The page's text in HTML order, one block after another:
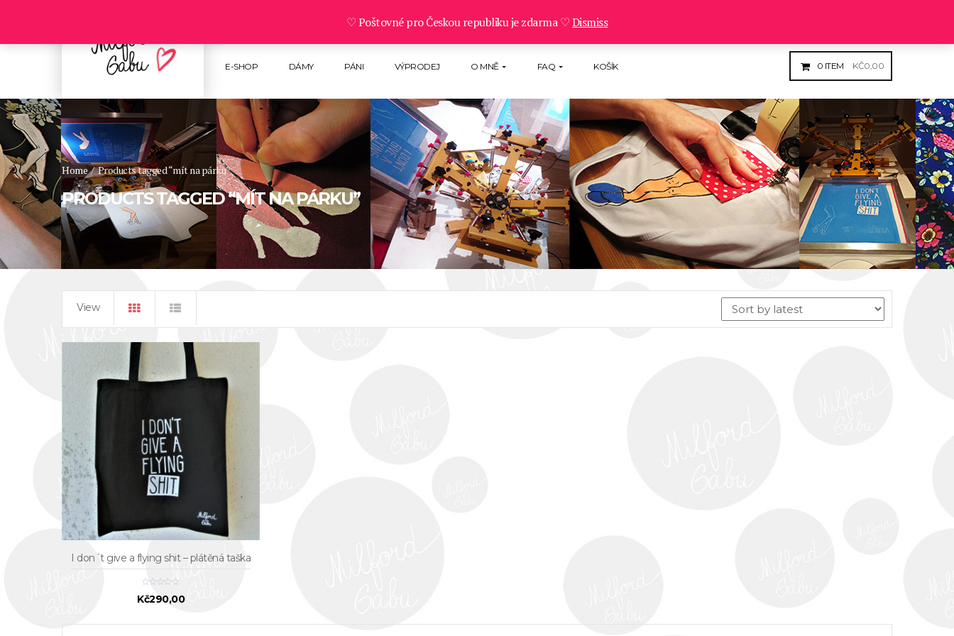
0 ITEM KČ0,00
E-SHOP DÁMY PÁNI VÝPRODEJ O MNĚ FAQ KOŠÍK
Home / Products tagged “mít na párku”
PRODUCTS TAGGED “MÍT NA PÁRKU”
View
I don´t give a flying shit – plátěná taška
Kč290,00
♡ Poštovné pro Českou republiku je zdarma ♡Dismiss